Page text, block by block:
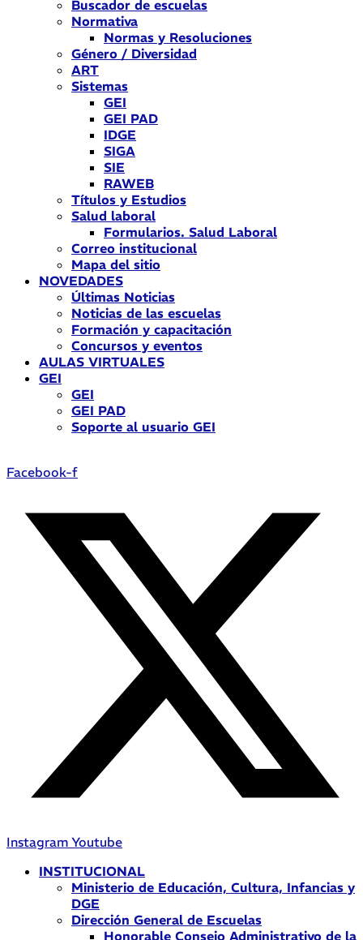
Buscador de escuelas
Normativa
Normas y Resoluciones
Género / Diversidad
ART
Sistemas
GEI
GEI PAD
IDGE
SIGA
SIE
RAWEB
Títulos y Estudios
Salud laboral
Formularios. Salud Laboral
Correo institucional
Mapa del sitio
NOVEDADES
Últimas Noticias
Noticias de las escuelas
Formación y capacitación
Concursos y eventos
AULAS VIRTUALES
GEI
GEI
GEI PAD
Soporte al usuario GEI
Facebook-f
Instagram Youtube
INSTITUCIONAL
Ministerio de Educación, Cultura, Infancias y
DGE
Dirección General de Escuelas
Honorable Consejo Administrativo de la